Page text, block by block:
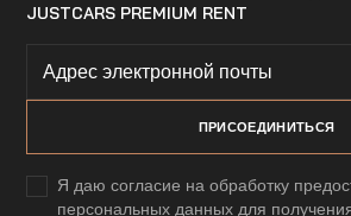
JUSTCARS PREMIUM RENT
Я даю согласие на обработку
персональных данных для